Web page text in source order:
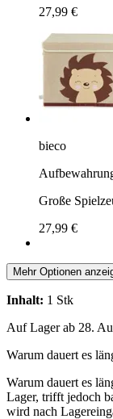
27,99 €
bieco
Große
27,99 €
Mehr Optionen
Inhalt: 1 Stk
Auf Lager ab 28.
Warum dauert es
Warum dauert es
Lager, trifft jedoch
wird nach